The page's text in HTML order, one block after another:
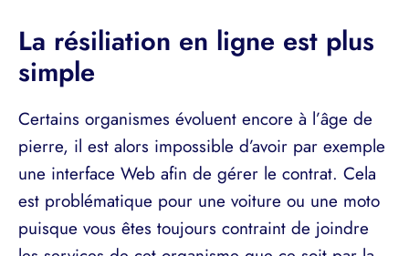
La résiliation en ligne est plus
simple
Certains organismes évoluent encore à l’âge de
pierre, il est alors impossible d’avoir par exemple
une interface Web afin de gérer le contrat. Cela
est problématique pour une voiture ou une moto
puisque vous êtes toujours contraint de joindre